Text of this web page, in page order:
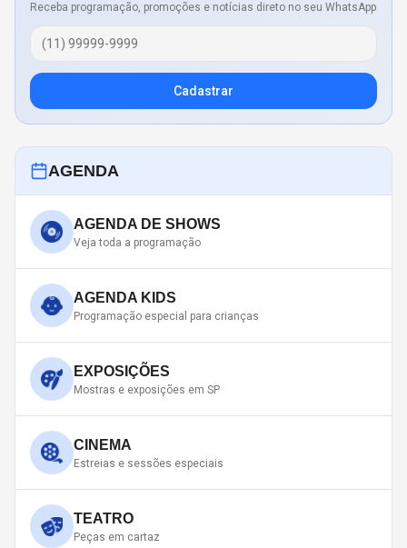
Receba programação, promoções e notícias direto no seu WhatsApp
Cadastrar
AGENDA
AGENDA DE SHOWS
Veja toda a programação
AGENDA KIDS
Programação especial para crianças
EXPOSIÇÕES
Mostras e exposições em SP
CINEMA
Estreias e sessões especiais
TEATRO
Peças em cartaz